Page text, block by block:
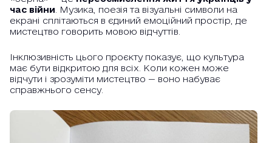
час війни . Музика, поезія та візуальні символи на
екрані сплітаються в єдиний емоційний простір, де
мистецтво говорить мовою відчуттів.
Інклюзивність цього проєкту показує, що культура
має бути відкритою для всіх. Коли кожен може
відчути і зрозуміти мистецтво — воно набуває
справжнього сенсу.